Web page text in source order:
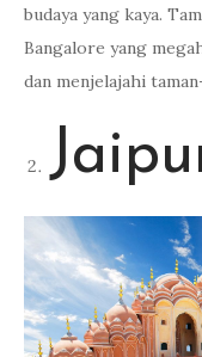
budaya yang kaya.
Bangalore yang
dan menjelajahi